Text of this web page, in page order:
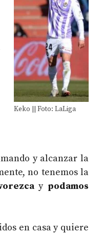
Keko || Foto: LaLiga
y alcanzar la
no tenemos la
y podamos
en casa y quiere